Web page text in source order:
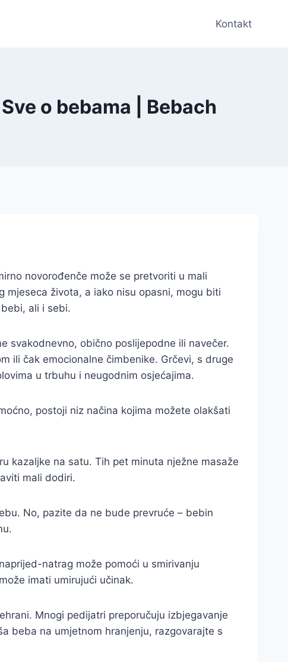
Kontakt
o bebama | Bebach
novorođenče može se pretvoriti u mali
života, a iako nisu opasni, mogu biti
ali i sebi.
svakodnevno, obično poslijepodne ili navečer.
ili čak emocionalne čimbenike. Grčevi, s druge
u trbuhu i neugodnim osjećajima.
postoji niz načina kojima možete olakšati
kazaljke na satu. Tih pet minuta nježne masaže
mali dodiri.
No, pazite da ne bude prevruće – bebin
natrag može pomoći u smirivanju
imati umirujući učinak.
Mnogi pedijatri preporučuju izbjegavanje
beba na umjetnom hranjenju, razgovarajte s